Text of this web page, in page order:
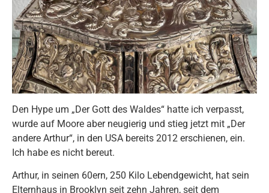
Den Hype um „Der Gott des Waldes“ hatte ich verpasst,
wurde auf Moore aber neugierig und stieg jetzt mit „Der
andere Arthur“, in den USA bereits 2012 erschienen, ein.
Ich habe es nicht bereut.
Arthur, in seinen 60ern, 250 Kilo Lebendgewicht, hat sein
Elternhaus in Brooklyn seit zehn Jahren, seit dem